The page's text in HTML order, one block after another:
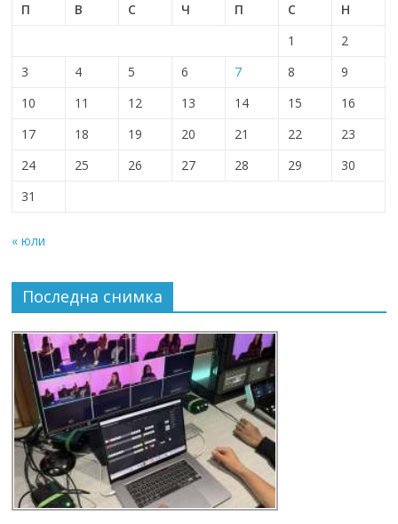
П
В С Ч П С
Н
1
2
3
4 5 6 7 8
9
10
11 12 13 14 15
16
17
18 19 20 21 22
23
24
25 26 27 28 29
30
31
« юли
Последна снимка